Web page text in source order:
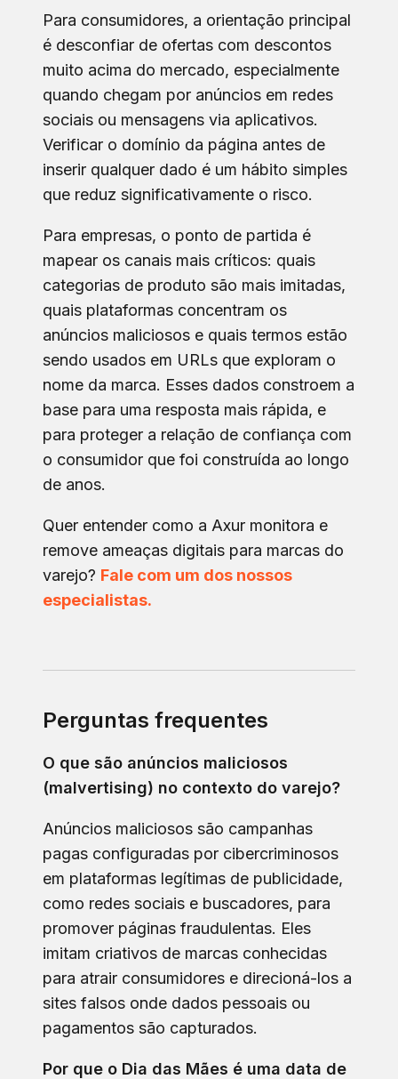
Para consumidores, a orientação principal
é desconfiar de ofertas com descontos
muito acima do mercado, especialmente
quando chegam por anúncios em redes
sociais ou mensagens via aplicativos.
Verificar o domínio da página antes de
inserir qualquer dado é um hábito simples
que reduz significativamente o risco.
Para empresas, o ponto de partida é
mapear os canais mais críticos: quais
categorias de produto são mais imitadas,
quais plataformas concentram os
anúncios maliciosos e quais termos estão
sendo usados em URLs que exploram o
nome da marca. Esses dados constroem a
base para uma resposta mais rápida, e
para proteger a relação de confiança com
o consumidor que foi construída ao longo
de anos.
Quer entender como a Axur monitora e
remove ameaças digitais para marcas do
varejo? Fale com um dos nossos
especialistas.
Perguntas frequentes
O que são anúncios maliciosos
(malvertising) no contexto do varejo?
Anúncios maliciosos são campanhas
pagas configuradas por cibercriminosos
em plataformas legítimas de publicidade,
como redes sociais e buscadores, para
promover páginas fraudulentas. Eles
imitam criativos de marcas conhecidas
para atrair consumidores e direcioná-los a
sites falsos onde dados pessoais ou
pagamentos são capturados.
Por que o Dia das Mães é uma data de